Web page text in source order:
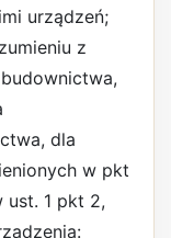
urządzeń;
z
dla
w pkt
ust. 1 pkt 2,